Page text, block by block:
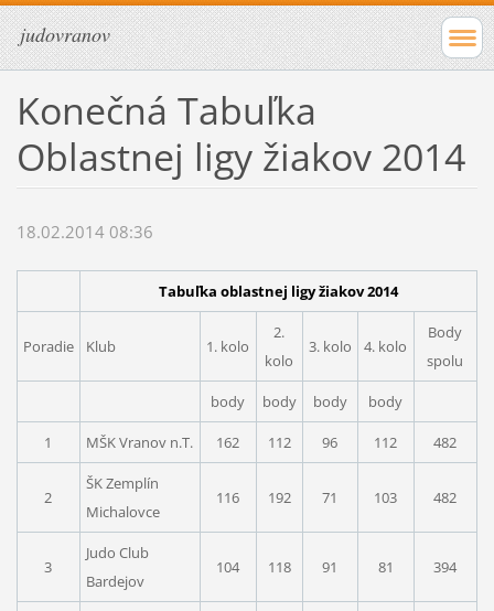
judovranov
Konečná Tabuľka
Oblastnej ligy žiakov 2014
18.02.2014 08:36
Tabuľka oblastnej ligy žiakov 2014
Poradie Klub 1. kolo
2.
kolo
3. kolo 4. kolo
Body
spolu
body body body body
1 MŠK Vranov n.T. 162 112 96 112 482
2
ŠK Zemplín
Michalovce
116 192 71 103 482
3
Judo Club
Bardejov
104 118 91 81 394